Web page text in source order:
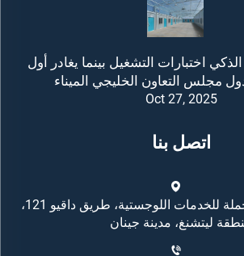
الذكي اختبارات التشغيل بينما يغادر أول
مجلس التعاون الخليجي الميناء
Oct 27, 2025
اتصل بنا
رقم 101، سوق الجملة للخدمات اللوجستية، طريق داقيو 121،
ليتشنغ، مدينة جينان